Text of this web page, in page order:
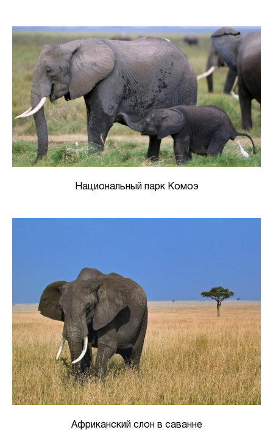
Национальный парк Комоэ
Африканский слон в саванне